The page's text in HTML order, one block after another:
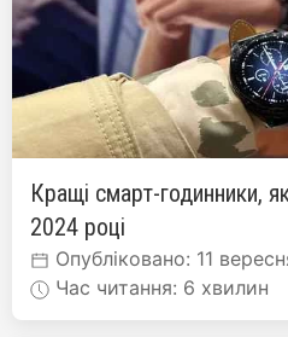
Кращі смарт-годинники,
2024 році
Опубліковано: 11
Час читання: 6 хвилин